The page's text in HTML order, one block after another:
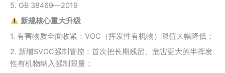
5. GB 38469—2019
新规核心重大升级
1. 有害物质全面收紧：VOC（挥发性有机物）限值大幅降低；
2. 新增SVOC强制管控：首次把长期残留、危害更大的半挥发
性有机物纳入强制限量；